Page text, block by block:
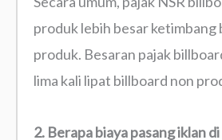
produk lebih besar ketimbang
produk. Besaran pajak
lima kali lipat billboard non
2. Berapa biaya pasang iklan